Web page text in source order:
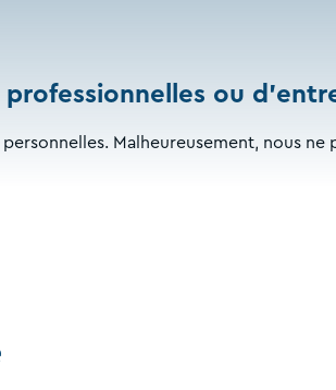
ou
Malheureusement, nous ne